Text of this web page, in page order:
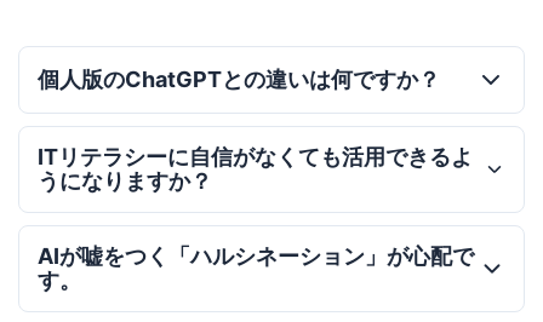
個人版のChatGPTとの違いは何ですか？
ITリテラシーに自信がなくても活用できるよ
うになりますか？
AIが嘘をつく「ハルシネーション」が心配で
す。